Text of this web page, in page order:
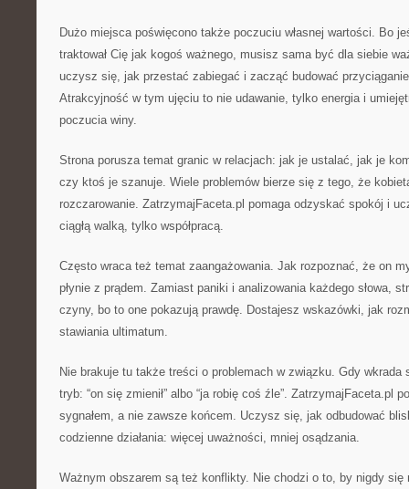
Dużo miejsca poświęcono także poczuciu własnej wartości. Bo
traktował Cię jak kogoś ważnego, musisz sama być dla siebie
uczysz się, jak przestać zabiegać i zacząć budować
Atrakcyjność w tym ujęciu to nie udawanie, tylko energia i
poczucia winy.
Strona porusza temat granic w relacjach: jak je ustalać, jak je
czy ktoś je szanuje. Wiele problemów bierze się z tego, że
rozczarowanie. ZatrzymajFaceta.pl pomaga odzyskać spokój i
ciągłą walką, tylko współpracą.
Często wraca też temat zaangażowania. Jak rozpoznać, że on
płynie z prądem. Zamiast paniki i analizowania każdego słowa,
czyny, bo to one pokazują prawdę. Dostajesz wskazówki, jak
stawiania ultimatum.
Nie brakuje tu także treści o problemach w związku. Gdy wkrada
tryb: “on się zmienił” albo “ja robię coś źle”. ZatrzymajFaceta.pl
sygnałem, a nie zawsze końcem. Uczysz się, jak odbudować
codzienne działania: więcej uważności, mniej osądzania.
Ważnym obszarem są też konflikty. Nie chodzi o to, by nigdy się